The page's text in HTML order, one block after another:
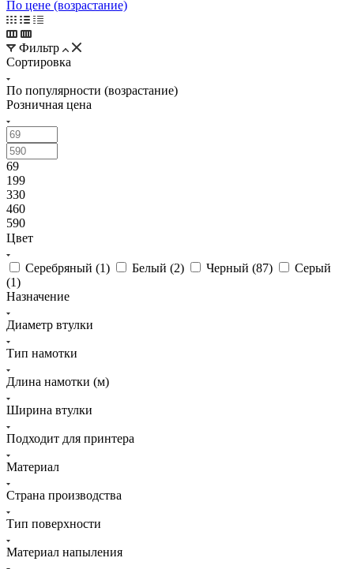
По цене (возрастание)
Фильтр
Сортировка
По популярности (возрастание)
Розничная цена
69
199
330
460
590
Цвет
Серебряный (1) Белый (2) Черный (87)
Серый
(1)
Назначение
Диаметр втулки
Тип намотки
Длина намотки (м)
Ширина втулки
Подходит для принтера
Материал
Страна производства
Тип поверхности
Материал напыления